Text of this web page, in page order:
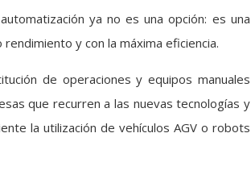
ya no es una opción: es una
y con la máxima eficiencia.
de operaciones y equipos manuales
que recurren a las nuevas tecnologías y
la utilización de vehículos AGV o robots